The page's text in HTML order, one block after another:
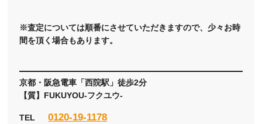
※査定については順番にさせていただきますので、少々お時
間を頂く場合もあります。
京都・阪急電車「西院駅」徒歩2分
【質】FUKUYOU-フクユウ-
TEL0120-19-1178